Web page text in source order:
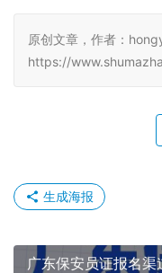
原创文章，作者：
https://
生成海报
广东保安员证报名渠